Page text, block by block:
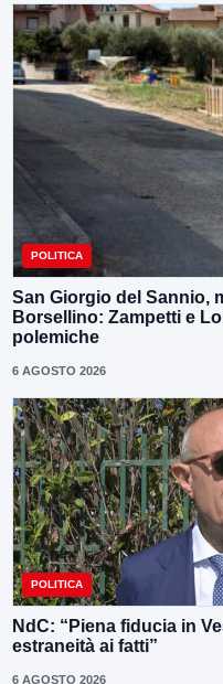
POLITICA
San Giorgio del Sannio,
Borsellino: Zampetti e
polemiche
6 AGOSTO 2026
POLITICA
NdC: “Piena fiducia in
estraneità ai fatti”
6 AGOSTO 2026